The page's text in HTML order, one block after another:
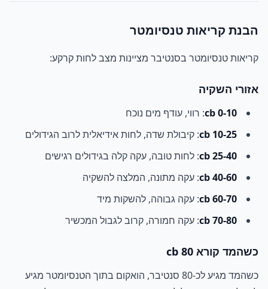
הבנת קריאות טנסיומטר
קריאות טנסיומטר בסנטיבר מציינות מצב לחות קרקע:
אזורי השקיה
0-10 cb
: רווי, עודף מים נוכח
10-25 cb
: קיבולת שדה, לחות אידיאלית לרוב הגידולים
25-40 cb
: לחות טובה, עקה קלה בגידולים רגישים
40-60 cb
: עקה מתונה, המלצה להשקיה
60-70 cb
: עקה גבוהה, להשקות מיד
70-80 cb
: עקה חמורה, קרוב לגבול המכשיר
כשהמד קורא 80 cb
כשהמד מגיע לכ-80 סנטיבר, הואקום בתוך הטנסיומטר מגיע